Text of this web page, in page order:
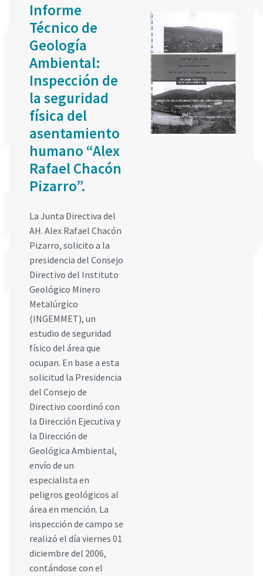
Informe
Técnico de
Geología
Ambiental:
Inspección de
la seguridad
física del
asentamiento
humano “Alex
Rafael Chacón
Pizarro”.
La Junta Directiva del
AH. Alex Rafael Chacón
Pizarro, solicito a la
presidencia del Consejo
Directivo del Instituto
Geológico Minero
Metalúrgico
(INGEMMET), un
estudio de seguridad
físico del área que
ocupan. En base a esta
solicitud la Presidencia
del Consejo de
Directivo coordinó con
la Dirección Ejecutiva y
la Dirección de
Geológica Ambiental,
envío de un
especialista en
peligros geológicos al
área en mención. La
inspección de campo se
realizó el día viernes 01
diciembre del 2006,
contándose con el